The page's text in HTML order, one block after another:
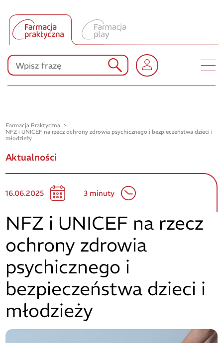
Produkty Polpharmy
KONKURSY
Farmacja Praktyczna
NFZ i UNICEF na rzecz ochrony zdrowia psychicznego i bezpieczeństwa dzieci i
młodzieży
Aktualności
16.06.2025 3 minuty
NFZ i UNICEF na rzecz
ochrony zdrowia
psychicznego i
bezpieczeństwa dzieci i
młodzieży